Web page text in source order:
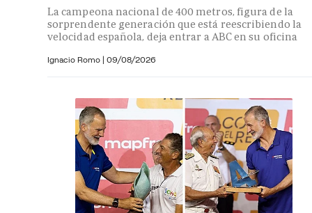
La campeona nacional de 400 metros, figura de la
sorprendente generación que está reescribiendo la
velocidad española, deja entrar a ABC en su oficina
Ignacio Romo | 09/08/2026